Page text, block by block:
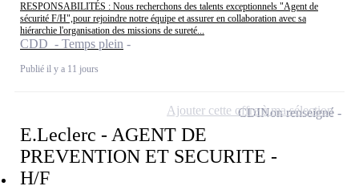
RESPONSABILITÉS : Nous recherchons des talents exceptionnels "Agent de
sécurité F/H",pour rejoindre notre équipe et assurer en collaboration avec sa
hiérarchie l'organisation des missions de sureté...
CDD - Temps plein
Publié il y a 11 jours
E.Leclerc - AGENT DE
PREVENTION ET SECURITE -
H/F
CDINon renseigné
Ajouter cette offre à ma sélection